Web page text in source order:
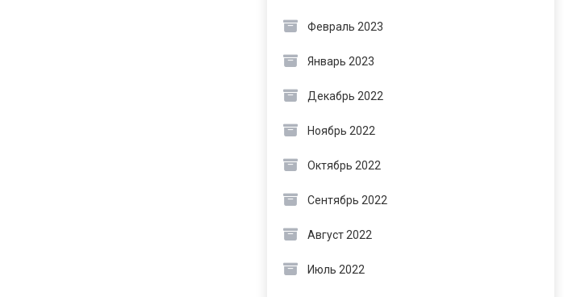
Февраль 2023
Январь 2023
Декабрь 2022
Ноябрь 2022
Октябрь 2022
Сентябрь 2022
Август 2022
Июль 2022